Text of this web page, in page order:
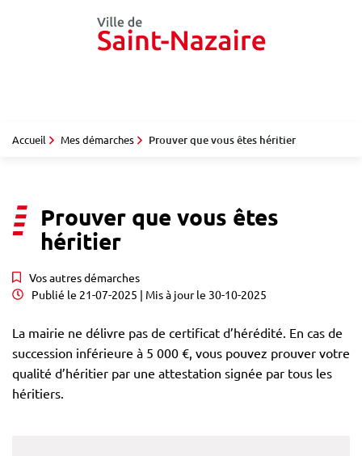
Accueil Mes démarches Prouver que vous êtes héritier
Prouver que vous êtes
héritier
Vos autres démarches
Publié le 21-07-2025 | Mis à jour le 30-10-2025
La mairie ne délivre pas de certificat d’hérédité. En cas de
succession inférieure à 5 000 €, vous pouvez prouver votre
qualité d’héritier par une attestation signée par tous les
héritiers.